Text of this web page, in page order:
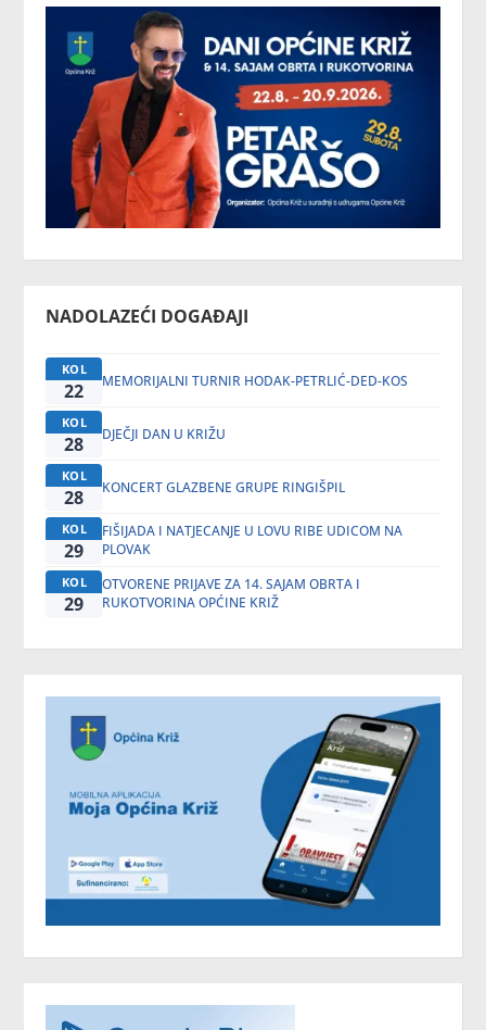
NADOLAZEĆI DOGAĐAJI
KOL
22 MEMORIJALNI TURNIR HODAK-PETRLIĆ-DED-KOS
KOL
28 DJEČJI DAN U KRIŽU
KOL
28 KONCERT GLAZBENE GRUPE RINGIŠPIL
KOL
29
FIŠIJADA I NATJECANJE U LOVU RIBE UDICOM NA
PLOVAK
KOL
29
OTVORENE PRIJAVE ZA 14. SAJAM OBRTA I
RUKOTVORINA OPĆINE KRIŽ